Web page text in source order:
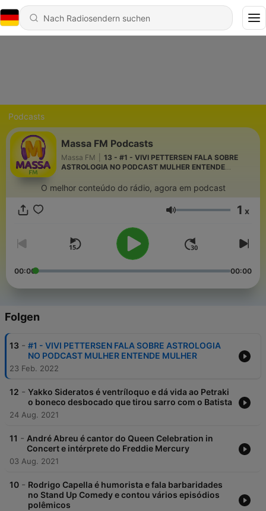
Podcasts
Massa FM Podcasts
Massa FM
13 - #1 - VIVI PETTERSEN FALA SOBRE
ASTROLOGIA NO PODCAST MULHER ENTENDE
O melhor conteúdo do rádio, agora em podcast
Lautstärke 1 x
00:00 00:00
Folgen
13 - #1 - VIVI PETTERSEN FALA SOBRE ASTROLOGIA
NO PODCAST MULHER ENTENDE MULHER
23 Feb. 2022
12 - Yakko Sideratos é ventríloquo e dá vida ao Petraki
o boneco desbocado que tirou sarro com o Batista
24 Aug. 2021
11 - André Abreu é cantor do Queen Celebration in
Concert e intérprete do Freddie Mercury
03 Aug. 2021
10 - Rodrigo Capella é humorista e fala barbaridades
no Stand Up Comedy e contou vários episódios
polêmicos